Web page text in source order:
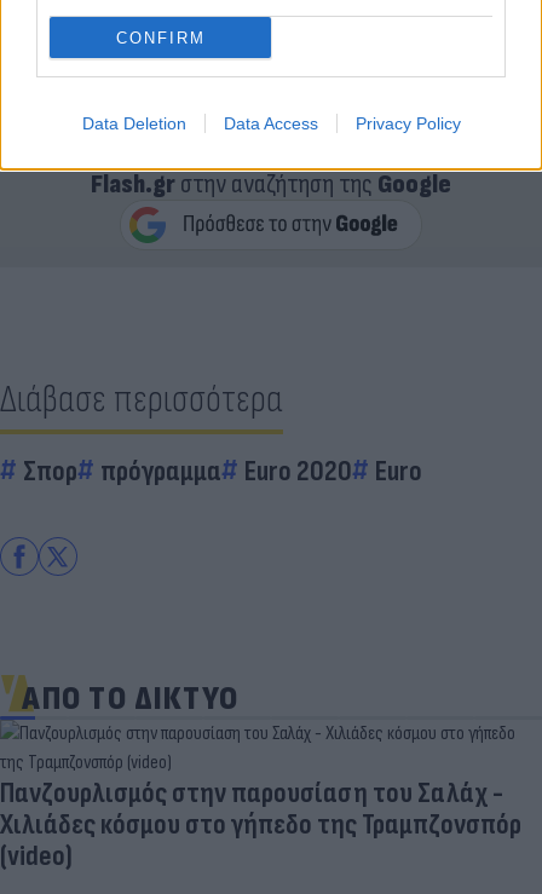
CONFIRM
Data Deletion Data Access Privacy Policy
21:50Ολλανδία - Ουκρανία (ΑΝΤ1)
Flash.grστην αναζήτηση της Google
Διάβασε περισσότερα
Σπορ πρόγραμμα Euro 2020 Euro
ΑΠΟ ΤΟ ΔΙΚΤΥΟ
Πανζουρλισμός στην παρουσίαση του Σαλάχ -
Χιλιάδες κόσμου στο γήπεδο της Τραμπζονσπόρ
(video)